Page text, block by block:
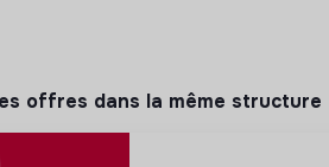
offres dans la même structure